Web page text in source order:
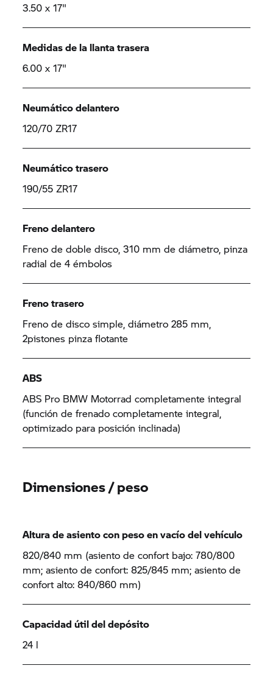
3.50 x 17"
Medidas de la llanta trasera
6.00 x 17"
Neumático delantero
120/70 ZR17
Neumático trasero
190/55 ZR17
Freno delantero
Freno de doble disco, 310 mm de diámetro, pinza
radial de 4 émbolos
Freno trasero
Freno de disco simple, diámetro 285 mm,
2pistones pinza flotante
ABS
ABS Pro BMW Motorrad completamente integral
(función de frenado completamente integral,
optimizado para posición inclinada)
Dimensiones / peso
Altura de asiento con peso en vacío del vehículo
820/840 mm (asiento de confort bajo: 780/800
mm; asiento de confort: 825/845 mm; asiento de
confort alto: 840/860 mm)
Capacidad útil del depósito
24 l